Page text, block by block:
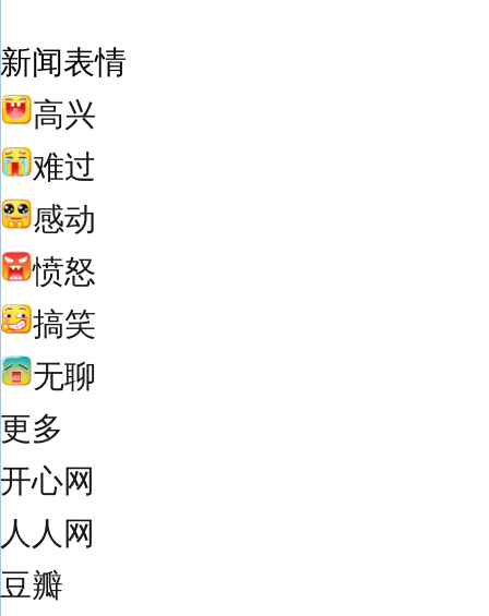
新闻表情
高兴
难过
感动
愤怒
搞笑
无聊
更多
开心网
人人网
豆瓣